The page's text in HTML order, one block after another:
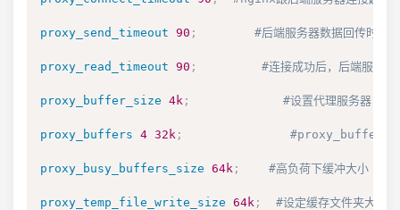
proxy_send_timeout 90 ; #后端服务器数据回传时
proxy_read_timeout 90 ; #连接成功后，后端服务
proxy_buffer_size 4k ; #设置代理服务器（
proxy_buffers 4 32k ; #proxy_buffers缓
proxy_busy_buffers_size 64k ; #高负荷下缓冲大小（
proxy_temp_file_write_size 64k ; #设定缓存文件夹大小